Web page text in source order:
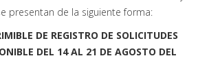
presentan de la siguiente forma:
DE REGISTRO DE SOLICITUDES
DEL 14 AL 21 DE AGOSTO DEL